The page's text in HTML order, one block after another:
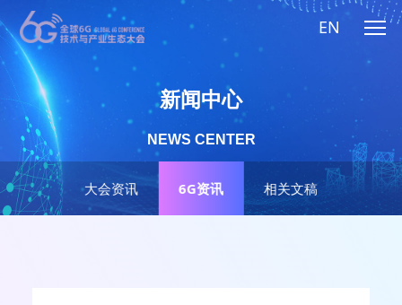
EN
大会资讯 6G资讯 相关文稿
新闻中心
NEWS CENTER